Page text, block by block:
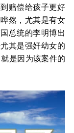
赔偿给孩子更好
然，尤其是有女
总统的李明博出
其是强奸幼女的
是因为该案件的